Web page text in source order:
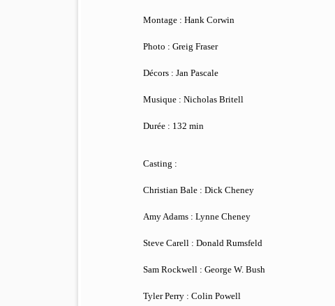
Montage : Hank Corwin
Photo : Greig Fraser
Décors : Jan Pascale
Musique : Nicholas Britell
Durée : 132 min
Casting :
Christian Bale : Dick Cheney
Amy Adams : Lynne Cheney
Steve Carell : Donald Rumsfeld
Sam Rockwell : George W. Bush
Tyler Perry : Colin Powell